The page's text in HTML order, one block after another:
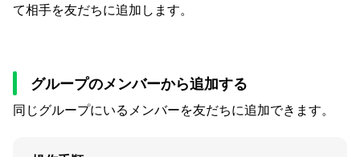
て相手を友だちに追加します。
グループのメンバーから追加する
同じグループにいるメンバーを友だちに追加できます。